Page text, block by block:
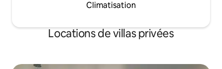
Climatisation
Locations de villas privées